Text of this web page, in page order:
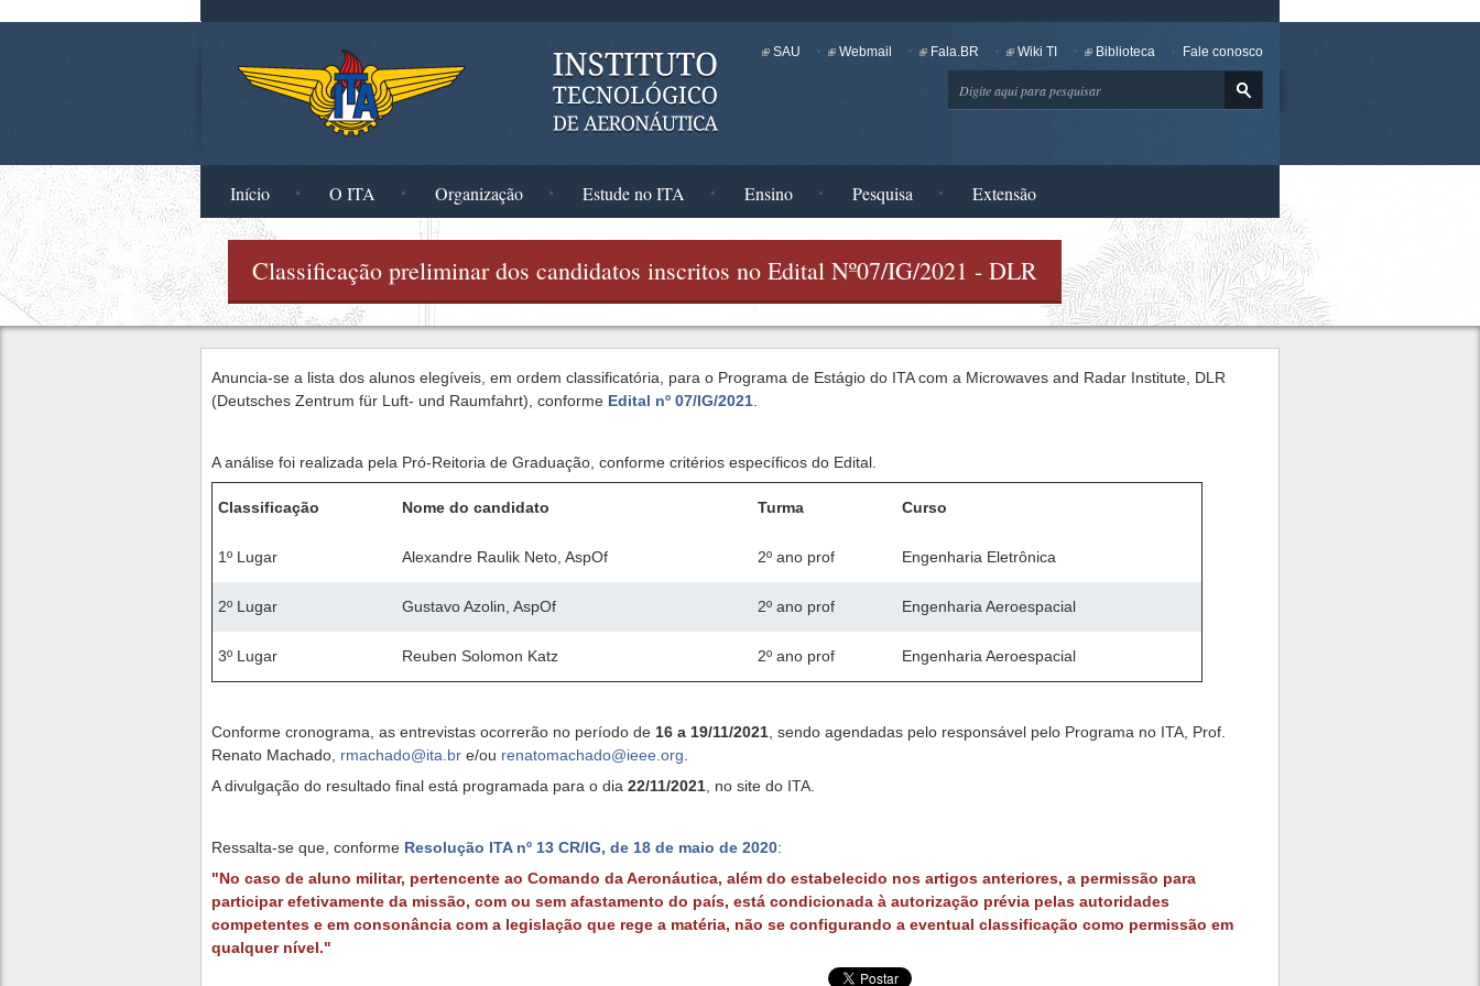
Fale conosco
Biblioteca
Wiki TI
Fala.BR
Webmail
SAU
Início O ITA Organização Estude no ITA Ensino Pesquisa Extensão
Classificação preliminar dos candidatos inscritos no Edital Nº07/IG/2021 - DLR
Anuncia-se a lista dos alunos elegíveis, em ordem classificatória, para o Programa de Estágio do ITA com a Microwaves and Radar Institute, DLR
(Deutsches Zentrum für Luft- und Raumfahrt), conforme Edital nº 07/IG/2021
A análise foi realizada pela Pró-Reitoria de Graduação, conforme critérios específicos do Edital.
Classificação Nome do candidato Turma Curso
1º Lugar Alexandre Raulik Neto, AspOf 2º ano prof Engenharia Eletrônica
2º Lugar Gustavo Azolin, AspOf 2º ano prof Engenharia Aeroespacial
3º Lugar Reuben Solomon Katz 2º ano prof Engenharia Aeroespacial
Conforme cronograma, as entrevistas ocorrerão no período de 16 a 19/11/2021 , sendo agendadas pelo responsável pelo Programa no ITA, Prof.
Renato Machado, rmachado@ita.br e/ou renatomachado@ieee.org
A divulgação do resultado final está programada para o dia 22/11/2021 , no site do ITA.
Ressalta-se que, conforme Resolução ITA nº 13 CR/IG, de 18 de maio de 2020:
"No caso de aluno militar, pertencente ao Comando da Aeronáutica, além do estabelecido nos artigos anteriores, a permissão para
participar efetivamente da missão, com ou sem afastamento do país, está condicionada à autorização prévia pelas autoridades
competentes e em consonância com a legislação que rege a matéria, não se configurando a eventual classificação como permissão em
qualquer nível."